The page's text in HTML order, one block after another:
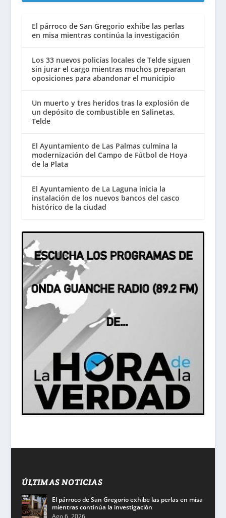
El párroco de San Gregorio exhibe las perlas
en misa mientras continúa la investigación
Los 33 nuevos policías locales de Telde siguen
sin jurar el cargo mientras muchos preparan
oposiciones para abandonar el municipio
Un muerto y tres heridos tras la explosión de
un depósito de combustible en Salinetas,
Telde
El Ayuntamiento de Las Palmas culmina la
modernización del Campo de Fútbol de Hoya
de la Plata
El Ayuntamiento de La Laguna inicia la
instalación de los nuevos bancos del casco
histórico de la ciudad
ÚLTIMAS NOTICIAS
El párroco de San Gregorio exhibe las perlas en misa
mientras continúa la investigación
Ago 6, 2026